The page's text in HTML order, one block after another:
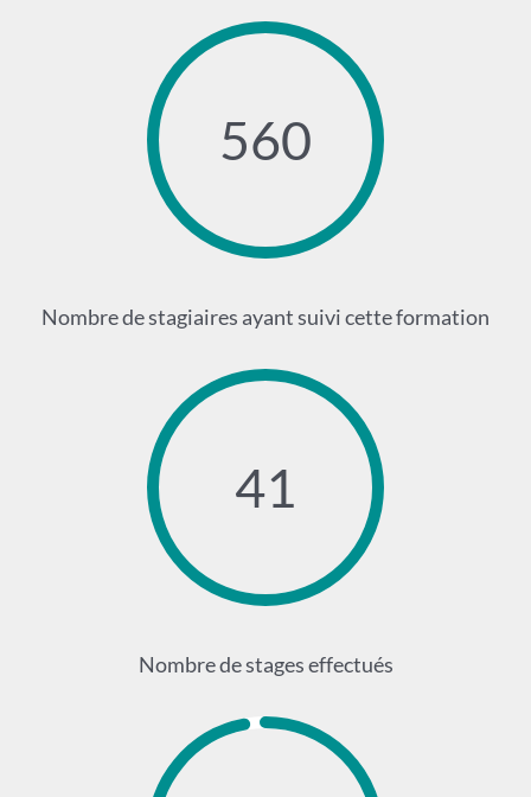
560
Nombre de stagiaires ayant suivi cette formation
41
Nombre de stages effectués